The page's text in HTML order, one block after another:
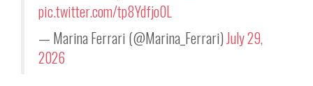
pic.twitter.com/tp8Ydfjo0L
— Marina Ferrari (@Marina_Ferrari) July 29,
2026